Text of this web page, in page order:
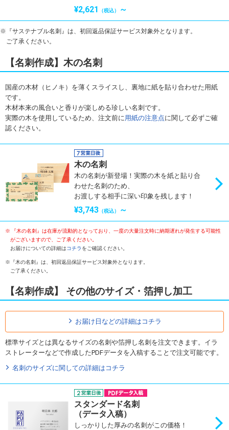
¥2,621 （税込） ～
『サステナブル名刺』は、初回返品保証サービス対象外となります。
ご了承ください。
【名刺作成】木の名刺
国産の木材（ヒノキ）を薄くスライスし、裏地に紙を貼り合わせた用紙
です。
木材本来の風合いと香りが楽しめる珍しい名刺です。
実際の木を使用しているため、注文前に 用紙の注意点に関して必ずご確
認ください。
木の名刺
木の名刺が新登場！実際の木を紙と貼り合
わせた名刺のため、
お渡しする相手に深い印象を残します！
¥3,743 （税込） ～
『木の名刺』は在庫が流動的となっており、一度の大量注文時に納期遅れが発生する可能性
がございますので、ご了承ください。
お届けについての詳細はコチラをご確認ください。
『木の名刺』は、初回返品保証サービス対象外となります。
ご了承ください。
【名刺作成】 その他のサイズ・箔押し加工
お届け日などの詳細はコチラ
標準サイズとは異なるサイズの名刺や箔押し名刺を注文できます。イラ
ストレーターなどで作成したPDFデータを入稿することで注文可能です。
名刺のサイズに関しての詳細はコチラ
スタンダード名刺
（データ入稿）
しっかりした厚みの名刺がこの価格！